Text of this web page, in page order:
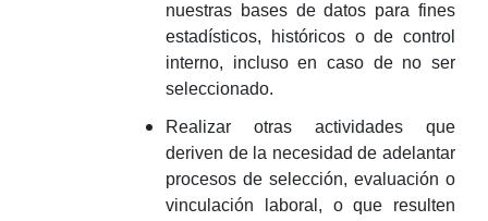
nuestras bases de datos para fines
estadísticos, históricos o de control
interno, incluso en caso de no ser
seleccionado.
Realizar otras actividades que
deriven de la necesidad de adelantar
procesos de selección, evaluación o
vinculación laboral, o que resulten